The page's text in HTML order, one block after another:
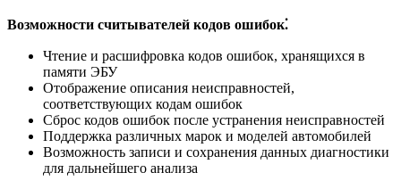
Возможности считывателей кодов ошибок⁚
Чтение и расшифровка кодов ошибок, хранящихся в
памяти ЭБУ
Отображение описания неисправностей,
соответствующих кодам ошибок
Сброс кодов ошибок после устранения неисправностей
Поддержка различных марок и моделей автомобилей
Возможность записи и сохранения данных диагностики
для дальнейшего анализа